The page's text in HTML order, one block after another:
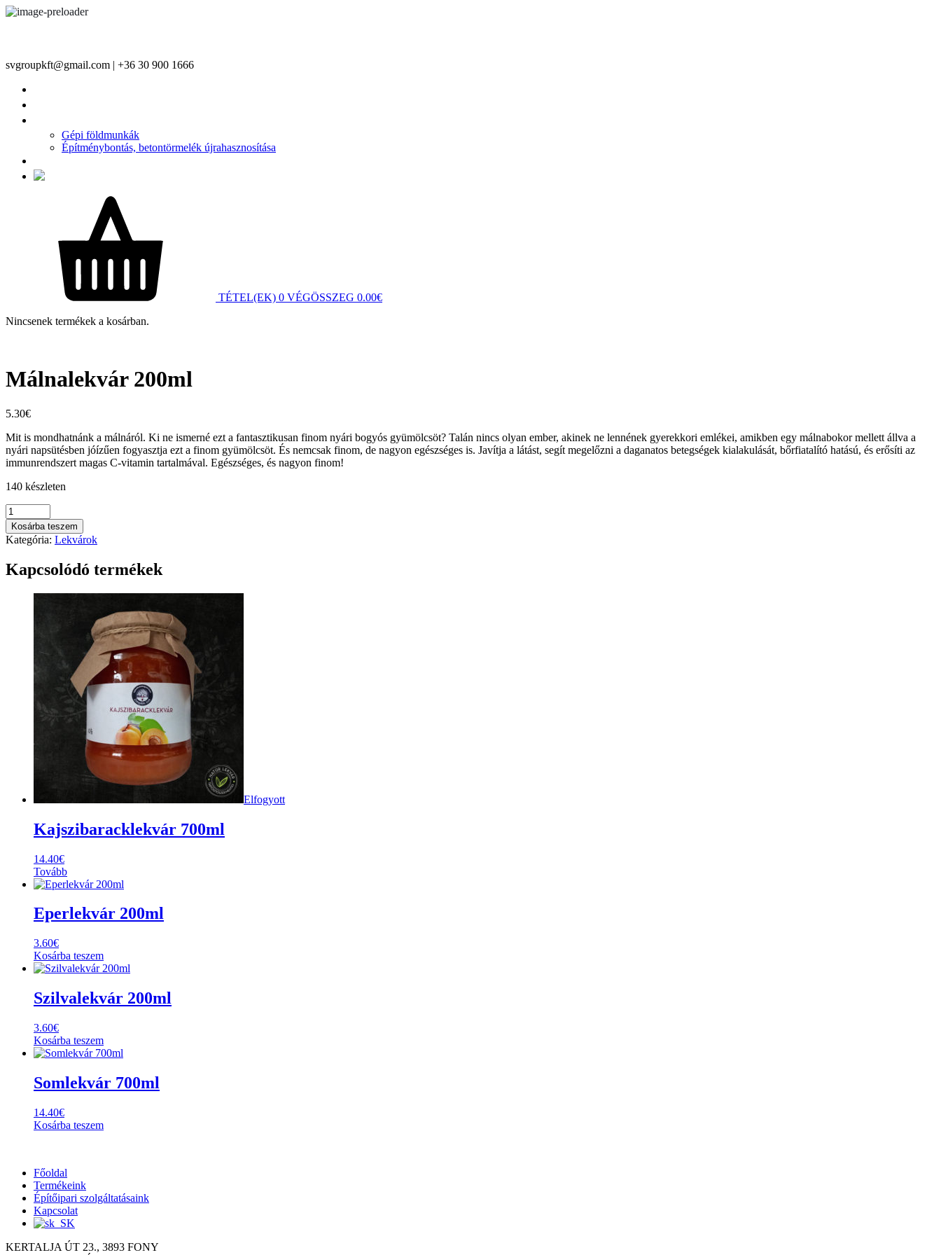
svgroupkft@gmail.com | +36 30 900 1666
Gépi földmunkák
Építménybontás, betontörmelék újrahasznosítása
TÉTEL(EK) 0 VÉGÖSSZEG 0.00€
Nincsenek termékek a kosárban.
Málnalekvár 200ml
5.30€
Mit is mondhatnánk a málnáról. Ki ne ismerné ezt a fantasztikusan finom nyári bogyós gyümölcsöt? Talán nincs olyan ember, akinek ne lennének gyerekkori emlékei, amikben egy málnabokor mellett állva a
nyári napsütésben jóízűen fogyasztja ezt a finom gyümölcsöt. És nemcsak finom, de nagyon egészséges is. Javítja a látást, segít megelőzni a daganatos betegségek kialakulását, bőrfiatalító hatású, és erősíti az
immunrendszert magas C-vitamin tartalmával. Egészséges, és nagyon finom!
140 készleten
Málnalekvár
200ml
mennyiség
Kosárba teszem
Kategória: Lekvárok
Kapcsolódó termékek
Elfogyott
Kajszibaracklekvár 700ml
14.40€
Tovább
Eperlekvár 200ml
3.60€
Kosárba teszem
Szilvalekvár 200ml
3.60€
Kosárba teszem
Somlekvár 700ml
14.40€
Kosárba teszem
Főoldal
Termékeink
Építőipari szolgáltatásaink
Kapcsolat
KERTALJA ÚT 23., 3893 FONY